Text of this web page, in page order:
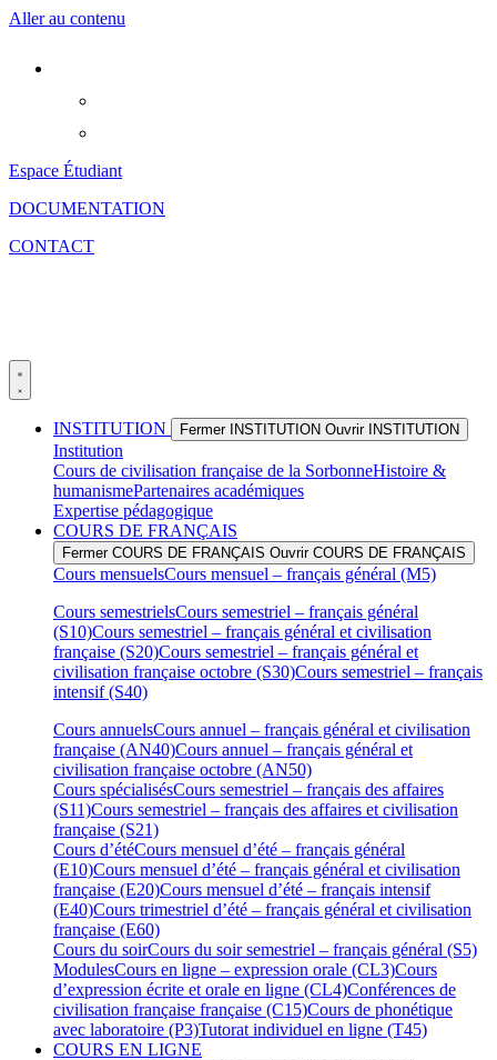
Aller au contenu
Espace Étudiant
DOCUMENTATION
CONTACT
INSTITUTION Fermer INSTITUTION Ouvrir INSTITUTION
Institution
Cours de civilisation française de la SorbonneHistoire &
humanismePartenaires académiques
Expertise pédagogique
COURS DE FRANÇAIS
Fermer COURS DE FRANÇAIS Ouvrir COURS DE FRANÇAIS
Cours mensuelsCours mensuel – français général (M5)
Cours semestrielsCours semestriel – français général
(S10)Cours semestriel – français général et civilisation
française (S20)Cours semestriel – français général et
civilisation française octobre (S30)Cours semestriel – français
intensif (S40)
Cours annuelsCours annuel – français général et civilisation
française (AN40)Cours annuel – français général et
civilisation française octobre (AN50)
Cours spécialisésCours semestriel – français des affaires
(S11)Cours semestriel – français des affaires et civilisation
française (S21)
Cours d’étéCours mensuel d’été – français général
(E10)Cours mensuel d’été – français général et civilisation
française (E20)Cours mensuel d’été – français intensif
(E40)Cours trimestriel d’été – français général et civilisation
française (E60)
Cours du soirCours du soir semestriel – français général (S5)
ModulesCours en ligne – expression orale (CL3)Cours
d’expression écrite et orale en ligne (CL4)Conférences de
civilisation française française (C15)Cours de phonétique
avec laboratoire (P3)Tutorat individuel en ligne (T45)
COURS EN LIGNE